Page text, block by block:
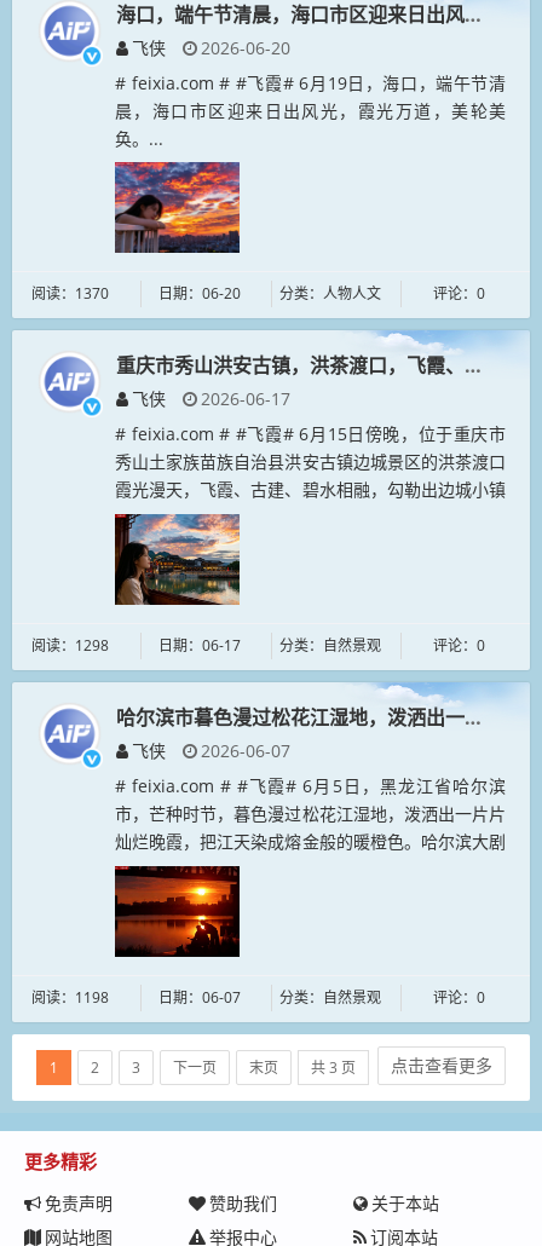
海口，端午节清晨，海口市区迎来日出风光，霞
飞侠
2026-06-20
# feixia.com # #飞霞# 6月19日，海口，端午节清
晨，海口市区迎来日出风光，霞光万道，美轮美
奂。...
阅读：1370 日期：06-20 分类：人物人文 评论：0
重庆市秀山洪安古镇，洪茶渡口，飞霞、古建、
飞侠
2026-06-17
# feixia.com # #飞霞# 6月15日傍晚，位于重庆市
秀山土家族苗族自治县洪安古镇边城景区的洪茶渡口
霞光漫天，飞霞、古建、碧水相融，勾勒出边城小镇
的山水美景。...
阅读：1298 日期：06-17 分类：自然景观 评论：0
哈尔滨市暮色漫过松花江湿地，泼洒出一片片灿
飞侠
2026-06-07
# feixia.com # #飞霞# 6月5日，黑龙江省哈尔滨
市，芒种时节，暮色漫过松花江湿地，泼洒出一片片
灿烂晚霞，把江天染成熔金般的暖橙色。哈尔滨大剧
院柔美的轮廓静静卧在水畔，清晰的倒影漾在柔波
里，候鸟敛着翅膀...
阅读：1198 日期：06-07 分类：自然景观 评论：0
1 2 3 下一页 末页 共 3 页 点击查看更多
更多精彩
免责声明 赞助我们
关于本站
网站地图
举报中心 订阅本站